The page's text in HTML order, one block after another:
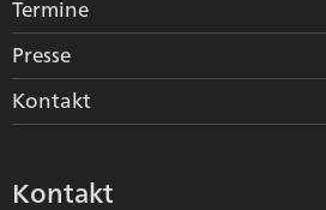
Termine
Presse
Kontakt
Kontakt